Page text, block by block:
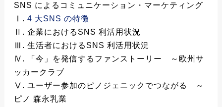
SNS によるコミュニケーション・マーケティング
Ⅰ. 4 大SNS の特徴
Ⅱ. 企業におけるSNS 利活用状況
Ⅲ. 生活者におけるSNS 利活用状況
Ⅳ. 「今」を発信するファンストーリー ～欧州サ
ッカークラブ
Ⅴ. ユーザー参加のピノジェニックでつながる ～
ピノ 森永乳業